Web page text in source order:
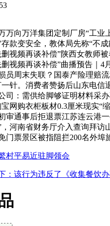
向万洋集团定制厂房“工业上
款变安全，教体局先称“不
视频再谈补偿”陕西女教师
视频再谈补偿”曲播预告｜
员周末失联？国泰产险理赔
针。消费者赞扬后山东电
司：需供给脚够证明材料采
网购衣柜板材0.3厘米现实“
审通事后拒退票江苏连云港
河南省财务厅介入查询拜访
门票景区被指阻拦200名外埠
村平易近驻脚领会
：该行为违反了《收集餐饮